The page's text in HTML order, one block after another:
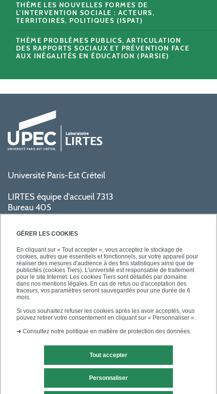
GÉRER LES COOKIES
En cliquant sur « Tout accepter », vous acceptez le stockage de
cookies, autres que essentiels et fonctionnels, sur votre appareil pour
réaliser des mesures d'audience à des fins statistiques ainsi que de
publicités (cookies Tiers). L'université est responsable de traitement
pour le site Internet. Les cookies Tiers sont détaillés par domaine
dans nos mentions légales. En cas de refus ou d'acceptation des
traceurs, vos paramètres seront sauvegardés pour une durée de 6
mois.
Si vous souhaitez refuser les cookies après les avoir acceptés, vous
pouvez retirer votre consentement en cliquant sur « Personnaliser ».
➜ Consultez notre politique en matière de protection des données.
Tout accepter
Personnaliser
THÈME LES NOUVELLES FORMES DE
L'INTERVENTION SOCIALE : ACTEURS,
TERRITOIRES, POLITIQUES (ISPAT)
THÈME PROBLÈMES PUBLICS, ARTICULATION
DES RAPPORTS SOCIAUX ET PRÉVENTION FACE
AUX INÉGALITÉS EN ÉDUCATION (PARSIE)
Université Paris-Est Créteil
LIRTES équipe d'accueil 7313
Bureau 405
Bâtiment La Pyramide
80 avenue du Général de Gaulle
PRATIQUE
ACCÈS RAPIDES
Contact
Plan du site